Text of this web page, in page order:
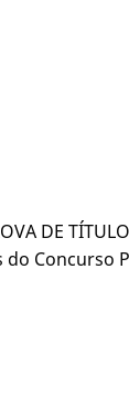
DE
do Concurso